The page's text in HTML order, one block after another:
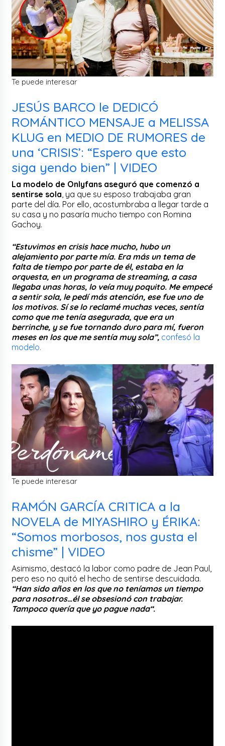
Te puede interesar
JESÚS BARCO le DEDICÓ
ROMÁNTICO MENSAJE a MELISSA
KLUG en MEDIO DE RUMORES de
una ‘CRISIS’: “Espero que esto
siga yendo bien” | VIDEO
La modelo de Onlyfans aseguró que comenzó a
sentirse sola , ya que su esposo trabajaba gran
parte del día. Por ello, acostumbraba a llegar tarde a
su casa y no pasaría mucho tiempo con Romina
Gachoy.
“Estuvimos en crisis hace mucho, hubo un
alejamiento por parte mía. Era más un tema de
falta de tiempo por parte de él, estaba en la
orquesta, en un programa de streaming, a casa
llegaba unas horas, lo veía muy poquito. Me empecé
a sentir sola, le pedí más atención, ese fue uno de
los motivos. Sí se lo reclamé muchas veces, sentía
como que me tenía asegurada, que era un
berrinche, y se fue tornando duro para mí, fueron
meses en los que me sentía muy sola”, confesó la
modelo.
Te puede interesar
RAMÓN GARCÍA CRITICA a la
NOVELA de MIYASHIRO y ÉRIKA:
“Somos morbosos, nos gusta el
chisme” | VIDEO
Asimismo, destacó la labor como padre de Jean Paul,
pero eso no quitó el hecho de sentirse descuidada.
“Han sido años en los que no teníamos un tiempo
para nosotros…él se obsesionó con trabajar.
Tampoco quería que yo pague nada“.